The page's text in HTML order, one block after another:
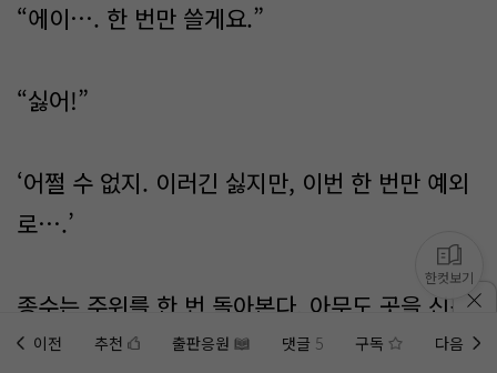
“에이…. 한 번만 쓸게요.”
“싫어!”
‘어쩔 수 없지. 이러긴 싫지만, 이번 한 번만 예외
로….’
종수는 주위를 한 번 돌아본다. 아무도 곳을 신경
쓰지 않아 보여, 잽싸게 전화 카드를 낚아채 전화
이전 추천 출판응원 댓글 5 구독 다음
한컷보기
홈에미노벨 웹추가하기 미노벨 앱설치하기